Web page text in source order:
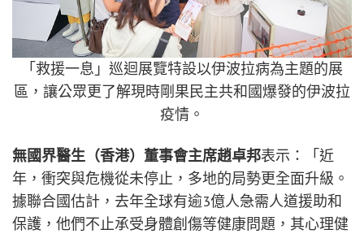
「救援一息」巡迴展覽特設以伊波拉病為主題的展
區，讓公眾更了解現時剛果民主共和國爆發的伊波拉
疫情。
無國界醫生（香港）董事會主席趙卓邦表示：「近
年，衝突與危機從未停止，多地的局勢更全面升級。
據聯合國估計，去年全球有逾3億人急需人道援助和
保護，他們不止承受身體創傷等健康問題，其心理健